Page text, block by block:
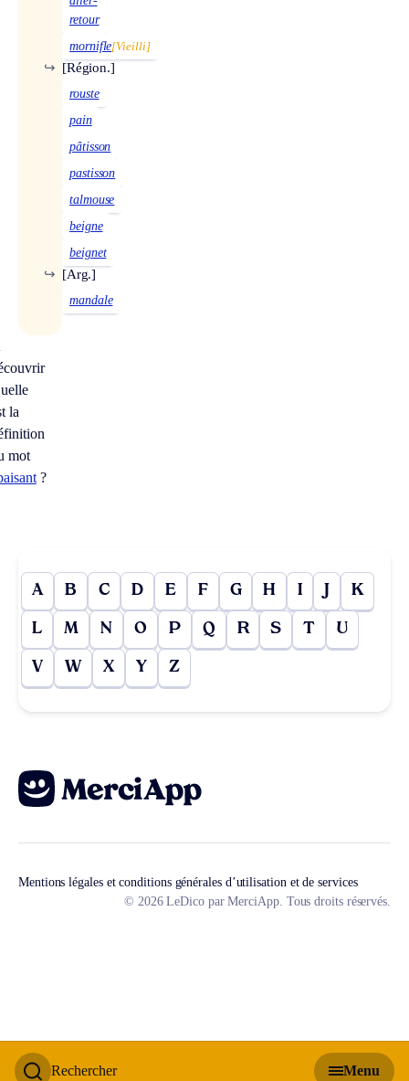
Rechercher Menu
retour
mornifle[Vieilli]
[Région.]
↪
rouste
pain
pâtisson
pastisson
talmouse
beigne
beignet
[Arg.]
↪
mandale
la
mot
?
A B C D E F G H I J K
L M N O P Q R S T U
V W X Y Z
Mentions légales et conditions générales d’utilisation et de services
© 2026 LeDico par MerciApp. Tous droits réservés.